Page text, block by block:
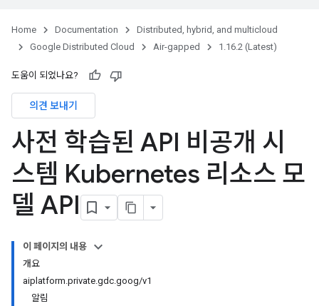
Home Documentation
Distributed, hybrid, and multicloud
Google Distributed Cloud
Air-gapped 1.16.2 (Latest)
도움이 되었나요?
의견 보내기
사전 학습된 API 비공개 시
스템 Kubernetes 리소스 모
델 API
이 페이지의 내용
개요
aiplatform.private.gdc.goog/v1
알림